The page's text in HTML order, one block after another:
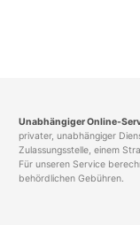
Unabhängiger Online-
privater, unabhängiger
Zulassungsstelle, einem
Für unseren Service
behördlichen Gebühren.